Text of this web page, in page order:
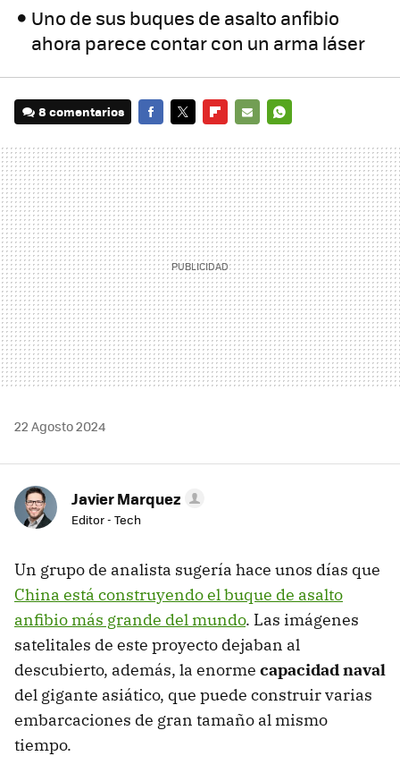
Uno de sus buques de asalto anfibio
ahora parece contar con un arma láser
8 comentarios
MAIL
22 Agosto 2024
Javier Marquez
Editor - Tech
Un grupo de analista sugería hace unos días que
China está construyendo el buque de asalto
anfibio más grande del mundo. Las imágenes
satelitales de este proyecto dejaban al
descubierto, además, la enorme capacidad naval
del gigante asiático, que puede construir varias
embarcaciones de gran tamaño al mismo
tiempo.